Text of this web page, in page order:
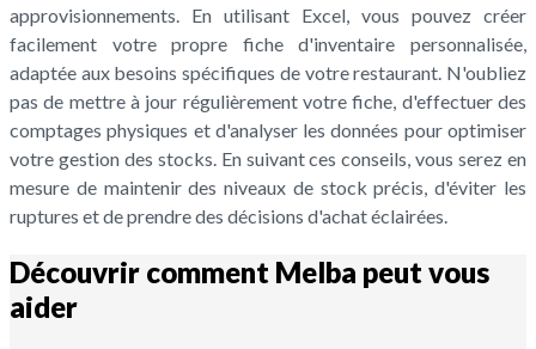
approvisionnements. En utilisant Excel, vous pouvez créer
facilement votre propre fiche d'inventaire personnalisée,
adaptée aux besoins spécifiques de votre restaurant. N'oubliez
pas de mettre à jour régulièrement votre fiche, d'effectuer des
comptages physiques et d'analyser les données pour optimiser
votre gestion des stocks. En suivant ces conseils, vous serez en
mesure de maintenir des niveaux de stock précis, d'éviter les
ruptures et de prendre des décisions d'achat éclairées.
Découvrir comment Melba peut vous
aider